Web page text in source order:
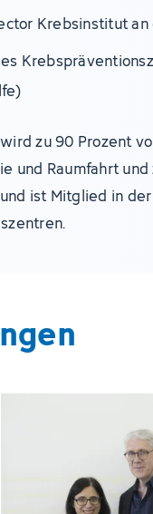
Krebsinstitut
wird zu 90 Prozent
und Raumfahrt
ist Mitglied in